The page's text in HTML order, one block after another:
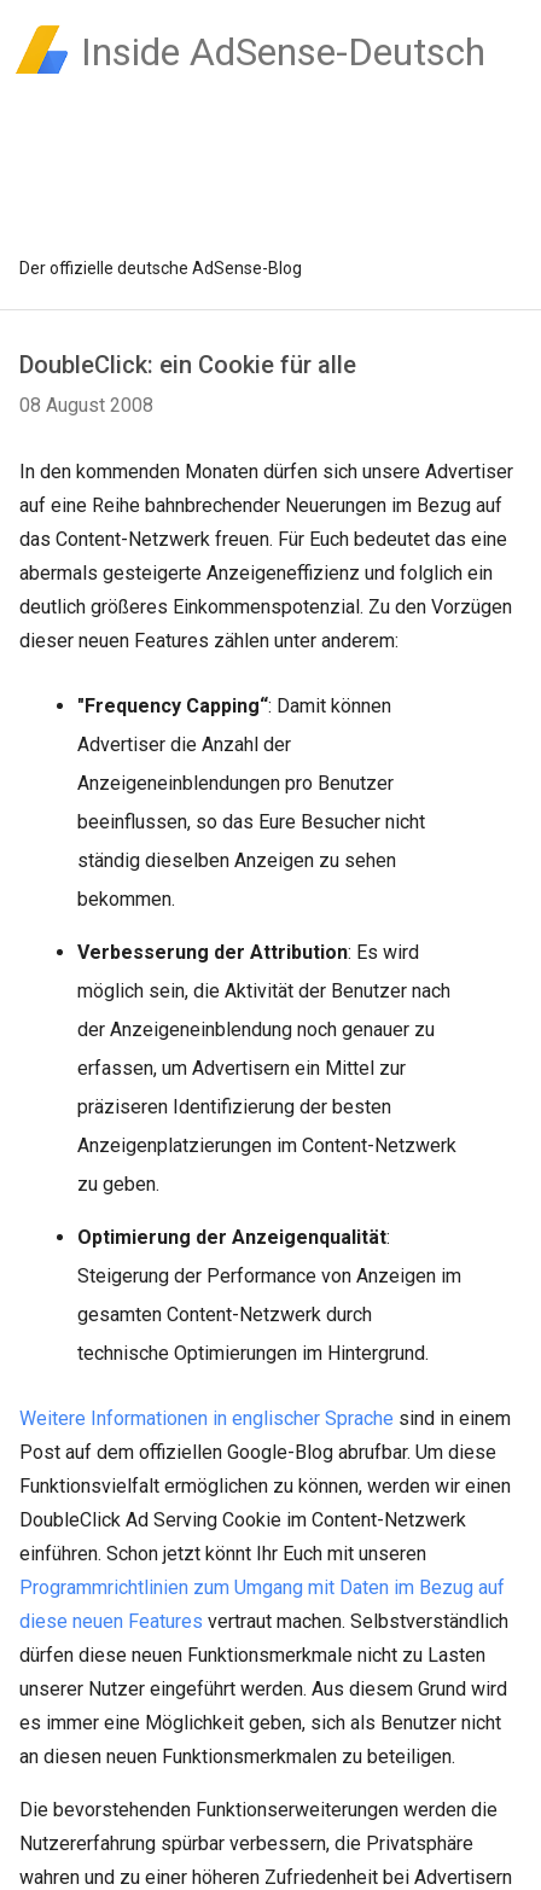
Inside AdSense-Deutsch
Der offizielle deutsche AdSense-Blog
DoubleClick: ein Cookie für alle
08 August 2008
In den kommenden Monaten dürfen sich unsere Advertiser
auf eine Reihe bahnbrechender Neuerungen im Bezug auf
das Content-Netzwerk freuen. Für Euch bedeutet das eine
abermals gesteigerte Anzeigeneffizienz und folglich ein
deutlich größeres Einkommenspotenzial. Zu den Vorzügen
dieser neuen Features zählen unter anderem:
"Frequency Capping“: Damit können
Advertiser die Anzahl der
Anzeigeneinblendungen pro Benutzer
beeinflussen, so das Eure Besucher nicht
ständig dieselben Anzeigen zu sehen
bekommen.
Verbesserung der Attribution: Es wird
möglich sein, die Aktivität der Benutzer nach
der Anzeigeneinblendung noch genauer zu
erfassen, um Advertisern ein Mittel zur
präziseren Identifizierung der besten
Anzeigenplatzierungen im Content-Netzwerk
zu geben.
Optimierung der Anzeigenqualität:
Steigerung der Performance von Anzeigen im
gesamten Content-Netzwerk durch
technische Optimierungen im Hintergrund.
Weitere Informationen in englischer Sprache sind in einem
Post auf dem offiziellen Google-Blog abrufbar. Um diese
Funktionsvielfalt ermöglichen zu können, werden wir einen
DoubleClick Ad Serving Cookie im Content-Netzwerk
einführen. Schon jetzt könnt Ihr Euch mit unseren
Programmrichtlinien zum Umgang mit Daten im Bezug auf
diese neuen Features vertraut machen. Selbstverständlich
dürfen diese neuen Funktionsmerkmale nicht zu Lasten
unserer Nutzer eingeführt werden. Aus diesem Grund wird
es immer eine Möglichkeit geben, sich als Benutzer nicht
an diesen neuen Funktionsmerkmalen zu beteiligen.
Die bevorstehenden Funktionserweiterungen werden die
Nutzererfahrung spürbar verbessern, die Privatsphäre
wahren und zu einer höheren Zufriedenheit bei Advertisern